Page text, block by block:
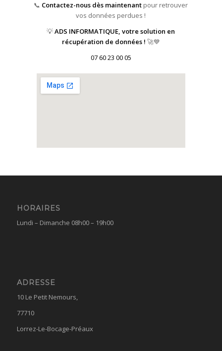
📞 Contactez-nous dès maintenant pour retrouver
vos données perdues !
💡ADS INFORMATIQUE, votre solution en
récupération de données ! 🚀💙
07 60 23 00 05
HORAIRES
Lundi – Dimanche 08h00 – 19h00
ADRESSE
10 Le Petit Nemours,
77710
Lorrez-Le-Bocage-Préaux